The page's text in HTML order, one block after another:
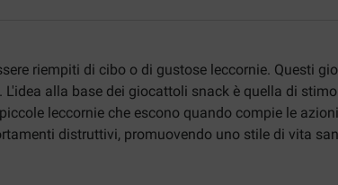
riempiti di cibo o di gustose leccornie. Questi
alla base dei giocattoli snack è quella di
leccornie che escono quando compie le
distruttivi, promuovendo uno stile di vita